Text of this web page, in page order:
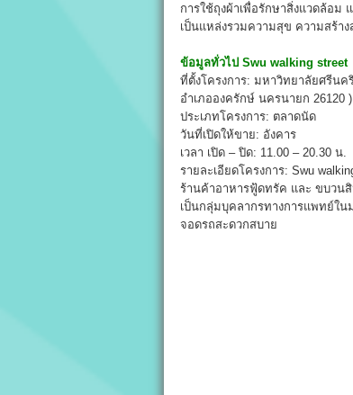
การใช้ถุงผ้าเพื่อรักษาสิ่งแวดล้อ
เป็นแหล่งรวมความสุข ความสร้า
ข้อมูลทั่วไป Swu walking street
ที่ตั้งโครงการ: มหาวิทยาลัยศรีน
อำเภอองครักษ์ นครนายก 26120 )
ประเภทโครงการ: ตลาดนัด
วันที่เปิดให้ขาย: อังคาร
เวลา เปิด – ปิด: 11.00 – 20.30 น.
รายละเอียดโครงการ: Swu
ร้านค้าอาหารฟู้ดทรัค และ ขบวน
เป็นกลุ่มบุคลากรทางการแพทย์ใ
จอดรถสะดวกสบาย